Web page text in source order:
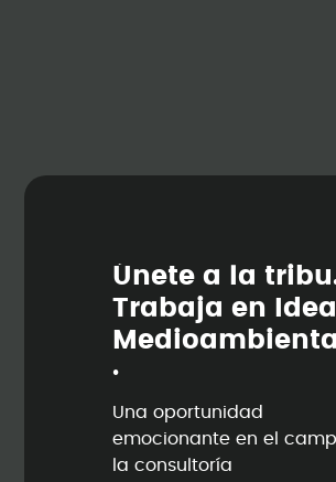
Únete a la tribu
Trabaja en Idea
Medioambienta
.
Una oportunidad
emocionante en el
la consultoría